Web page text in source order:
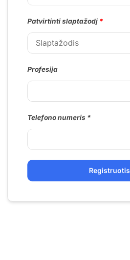
Patvirtinti slaptažodį *
Profesija
Telefono numeris
Registruotis